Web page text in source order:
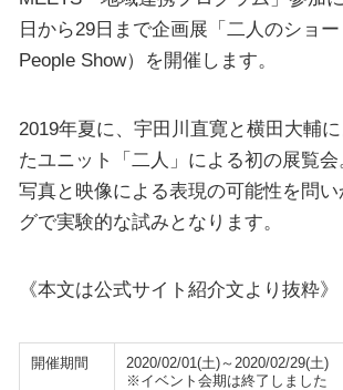
日から29日まで企画展「二人のショ
People Show）を開催します。
2019年夏に、宇田川直寛と横田大輔
たユニット「二人」による初の展覧
写真と映像による表現の可能性を問
グで実験的な試みとなります。
《本文は公式サイト紹介文より抜粋》
開催期間
2020/02/01(土)～2020/02/29(土)
※イベント会期は終了しました